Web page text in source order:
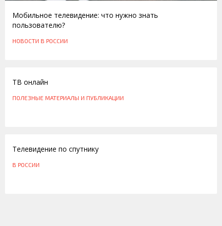
Мобильное телевидение: что нужно знать
пользователю?
НОВОСТИ В РОССИИ
ТВ онлайн
ПОЛЕЗНЫЕ МАТЕРИАЛЫ И ПУБЛИКАЦИИ
Телевидение по спутнику
В РОССИИ